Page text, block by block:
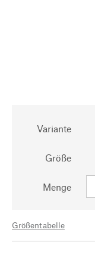
Variante
Größe
Menge
Größentabelle